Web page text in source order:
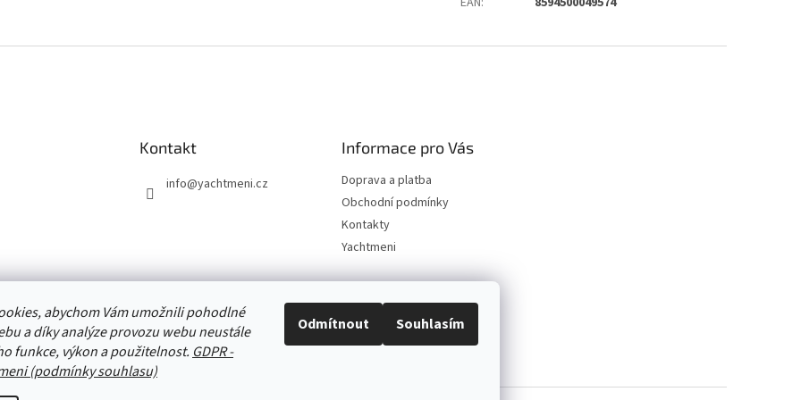
abychom Vám umožnili pohodlné
a díky analýze provozu webu neustále
funkce, výkon a použitelnost. GDPR -
(podmínky souhlasu)
Odmítnout Souhlasím
Kontakt
info@yachtmeni.cz
Informace pro Vás
Doprava a platba
Obchodní podmínky
Kontakty
Yachtmeni
Zboží.cz Heureka.cz Yachtmeni ComGate Payments, a.s.